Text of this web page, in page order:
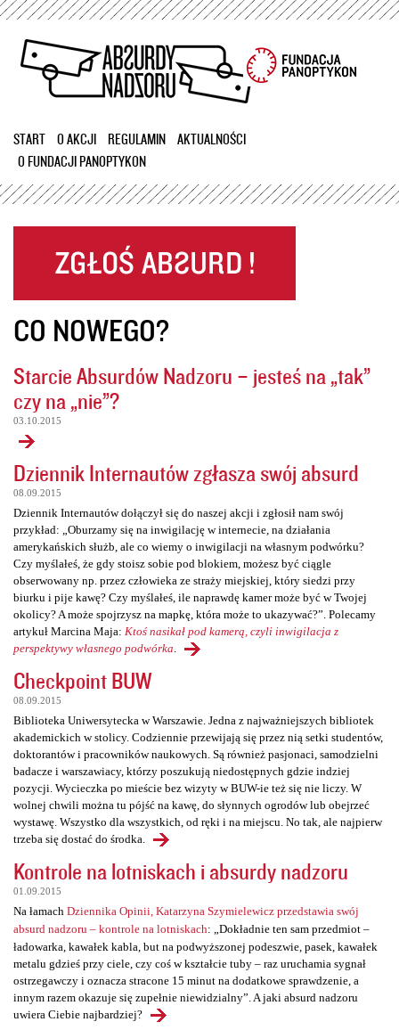
Przejdź
treści
START O AKCJI REGULAMIN
AKTUALNOŚCI
O FUNDACJI PANOPTYKON
CO NOWEGO?
Starcie Absurdów Nadzoru – jesteś na „tak”
czy na „nie”?
03.10.2015
Dziennik Internautów zgłasza swój absurd
08.09.2015
Dziennik Internautów dołączył się do naszej akcji i zgłosił nam swój
przykład: „Oburzamy się na inwigilację w internecie, na działania
amerykańskich służb, ale co wiemy o inwigilacji na własnym podwórku?
Czy myślałeś, że gdy stoisz sobie pod blokiem, możesz być ciągle
obserwowany np. przez człowieka ze straży miejskiej, który siedzi przy
biurku i pije kawę? Czy myślałeś, ile naprawdę kamer może być w Twojej
okolicy? A może spojrzysz na mapkę, która może to ukazywać?”. Polecamy
artykuł Marcina Maja: Ktoś nasikał pod kamerą, czyli inwigilacja z
perspektywy własnego podwórka
Checkpoint BUW
08.09.2015
Biblioteka Uniwersytecka w Warszawie. Jedna z najważniejszych bibliotek
akademickich w stolicy. Codziennie przewijają się przez nią setki studentów,
doktorantów i pracowników naukowych. Są również pasjonaci, samodzielni
badacze i warszawiacy, którzy poszukują niedostępnych gdzie indziej
pozycji. Wycieczka po mieście bez wizyty w BUW-ie też się nie liczy. W
wolnej chwili można tu pójść na kawę, do słynnych ogrodów lub obejrzeć
wystawę. Wszystko dla wszystkich, od ręki i na miejscu. No tak, ale najpierw
trzeba się dostać do środka.
Kontrole na lotniskach i absurdy nadzoru
01.09.2015
Na łamach Dziennika Opinii, Katarzyna Szymielewicz przedstawia swój
absurd nadzoru – kontrole na lotniskach: „Dokładnie ten sam przedmiot –
ładowarka, kawałek kabla, but na podwyższonej podeszwie, pasek, kawałek
metalu gdzieś przy ciele, czy coś w kształcie tuby – raz uruchamia sygnał
ostrzegawczy i oznacza stracone 15 minut na dodatkowe sprawdzenie, a
innym razem okazuje się zupełnie niewidzialny”. A jaki absurd nadzoru
uwiera Ciebie najbardziej?